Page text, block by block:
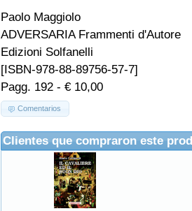
Paolo Maggiolo
ADVERSARIA Frammenti d'Autore
Edizioni Solfanelli
[ISBN-978-88-89756-57-7]
Pagg. 192 - € 10,00
Comentarios
Clientes que compraron este